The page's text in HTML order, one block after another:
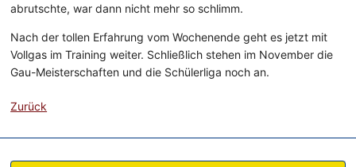
abrutschte, war dann nicht mehr so schlimm.
Nach der tollen Erfahrung vom Wochenende geht es jetzt mit
Vollgas im Training weiter. Schließlich stehen im November die
Gau-Meisterschaften und die Schülerliga noch an.
Zurück